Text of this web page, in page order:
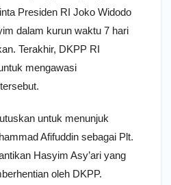
Presiden RI Joko Widodo
dalam kurun waktu 7 hari
Terakhir, DKPP RI
mengawasi
untuk menunjuk
Afifuddin sebagai Plt.
Hasyim Asy’ari yang
oleh DKPP.